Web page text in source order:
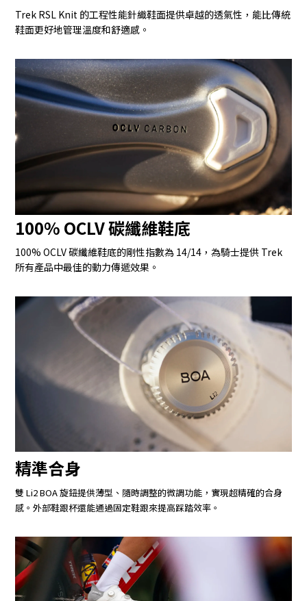
Trek RSL Knit 的工程性能針織鞋面提供卓越的透氣性，能比傳統
鞋面更好地管理溫度和舒適感。
100% OCLV 碳纖維鞋底
100% OCLV 碳纖維鞋底的剛性指數為 14/14，為騎士提供 Trek
所有產品中最佳的動力傳遞效果。
精準合身
雙 Li2 BOA 旋鈕提供薄型、隨時調整的微調功能，實現超精確的合身
感。外部鞋跟杯還能通過固定鞋跟來提高踩踏效率。